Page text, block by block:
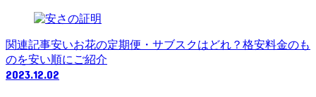
関連記事安いお花の定期便・サブスクはどれ？格安料金のも
のを安い順にご紹介
2023.12.02